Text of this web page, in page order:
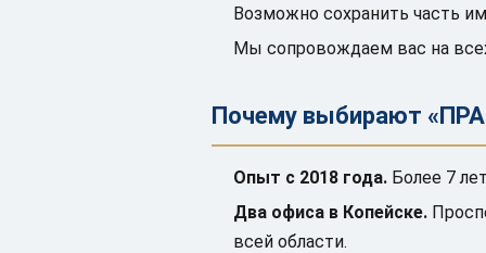
Возможно сохранить часть
Мы сопровождаем вас на
Почему выбирают
Опыт с 2018 года. Более 7
Два офиса в Копейске.
всей области.